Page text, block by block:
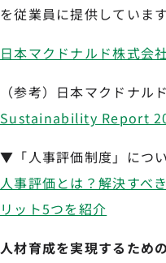
を従業員に提供しています
日本マクドナルド株式会
（参考）日本マクドナル
Sustainability Report
▼「人事評価制度」につ
人事評価とは？解決すべ
リット5つを紹介
人材育成を実現するため